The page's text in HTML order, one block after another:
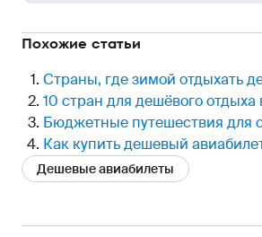
Похожие статьи
Страны, где зимой отдыхать
10 стран для дешёвого отдыха
Бюджетные путешествия для
Как купить дешевый
Дешевые авиабилеты